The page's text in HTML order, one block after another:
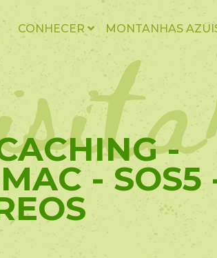
CONHECER MONTANHAS
-
- SOS5